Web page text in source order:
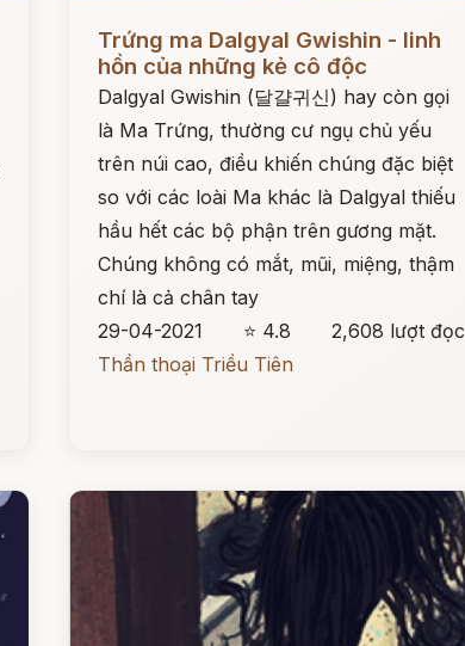
Trứng ma Dalgyal Gwishin - linh
hồn của những kẻ cô độc
Dalgyal Gwishin (달걀귀신) hay còn gọi
là Ma Trứng, thường cư ngụ chủ yếu
trên núi cao, điều khiến chúng đặc biệt
so với các loài Ma khác là Dalgyal thiếu
hầu hết các bộ phận trên gương mặt.
Chúng không có mắt, mũi, miệng, thậm
chí là cả chân tay
29-04-2021
⭐ 4.8
2,608 lượt đọc
Thần thoại Triều Tiên